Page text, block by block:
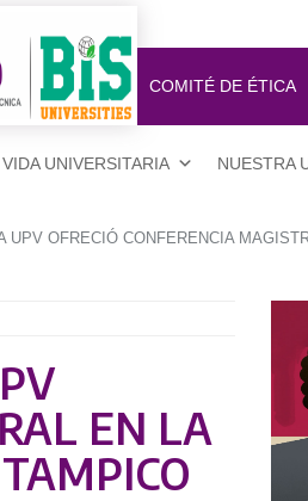
COMITÉ DE ÉTICA
VIDA UNIVERSITARIA NUESTRA
UPV OFRECIÓ CONFERENCIA
EN LA